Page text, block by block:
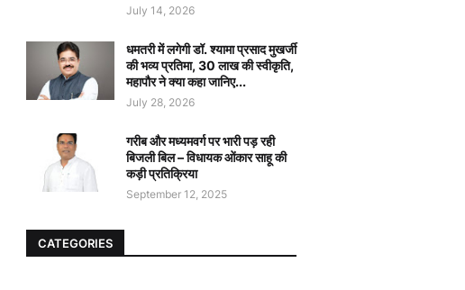
July 14, 2026
धमतरी में लगेगी डॉ. श्यामा प्रसाद मुखर्जी
की भव्य प्रतिमा, 30 लाख की स्वीकृति,
महापौर ने क्या कहा जानिए...
July 28, 2026
गरीब और मध्यमवर्ग पर भारी पड़ रही
बिजली बिल – विधायक ओंकार साहू की
कड़ी प्रतिक्रिया
September 12, 2025
CATEGORIES